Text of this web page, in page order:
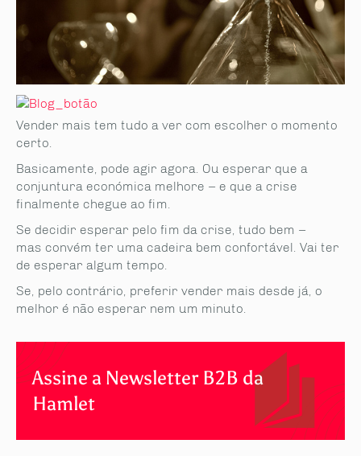
Vender mais tem tudo a ver com escolher o momento
certo.
Basicamente, pode agir agora. Ou esperar que a
conjuntura económica melhore – e que a crise
finalmente chegue ao fim.
Se decidir esperar pelo fim da crise, tudo bem –
mas convém ter uma cadeira bem confortável. Vai ter
de esperar algum tempo.
Se, pelo contrário, preferir vender mais desde já, o
melhor é não esperar nem um minuto.
Assine a Newsletter B2B da
Hamlet